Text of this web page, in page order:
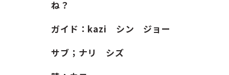
ね？
ガイド：kazi シン ジョー
サブ；ナリ シズ